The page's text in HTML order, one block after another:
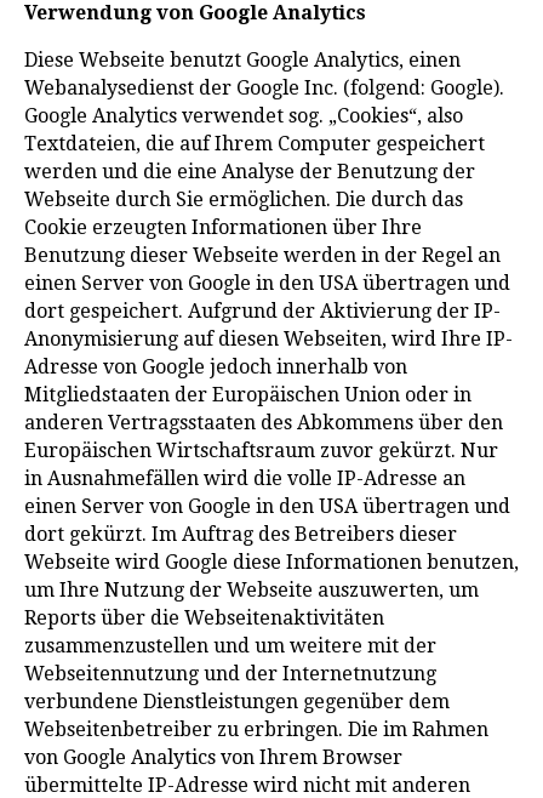
Verwendung von Google Analytics
Diese Webseite benutzt Google Analytics, einen
Webanalysedienst der Google Inc. (folgend: Google).
Google Analytics verwendet sog. „Cookies“, also
Textdateien, die auf Ihrem Computer gespeichert
werden und die eine Analyse der Benutzung der
Webseite durch Sie ermöglichen. Die durch das
Cookie erzeugten Informationen über Ihre
Benutzung dieser Webseite werden in der Regel an
einen Server von Google in den USA übertragen und
dort gespeichert. Aufgrund der Aktivierung der IP-
Anonymisierung auf diesen Webseiten, wird Ihre IP-
Adresse von Google jedoch innerhalb von
Mitgliedstaaten der Europäischen Union oder in
anderen Vertragsstaaten des Abkommens über den
Europäischen Wirtschaftsraum zuvor gekürzt. Nur
in Ausnahmefällen wird die volle IP-Adresse an
einen Server von Google in den USA übertragen und
dort gekürzt. Im Auftrag des Betreibers dieser
Webseite wird Google diese Informationen benutzen,
um Ihre Nutzung der Webseite auszuwerten, um
Reports über die Webseitenaktivitäten
zusammenzustellen und um weitere mit der
Webseitennutzung und der Internetnutzung
verbundene Dienstleistungen gegenüber dem
Webseitenbetreiber zu erbringen. Die im Rahmen
von Google Analytics von Ihrem Browser
übermittelte IP-Adresse wird nicht mit anderen